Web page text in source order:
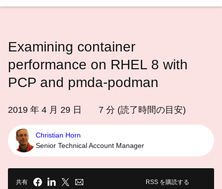
語
て
さ
Examining container
performance on RHEL 8 with
PCP and pmda-podman
2019 年 4 月 29 日 7 分 (読了時間の目安)
Christian Horn
Senior Technical Account Manager
共有 RSS を購読する